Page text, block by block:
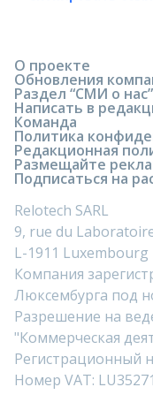
О проекте
Обновления
Раздел “СМИ о нас”
Написать в
Команда
Политика
Редакционная
Размещайте
Подписаться на
Relotech SARL
9, rue du
L-1911 Luxembourg
Компания
Люксембурга под
Разрешение на
"Коммерческая
Регистрационный
Номер VAT: